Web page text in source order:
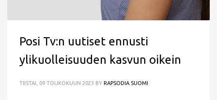
Posi Tv:n uutiset ennusti
ylikuolleisuuden kasvun oikein
TIISTAI, 09 TOUKOKUUN 2023 BY RAPSODIA SUOMI